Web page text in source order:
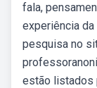
fala,
experiência
pesquisa no
estão listados